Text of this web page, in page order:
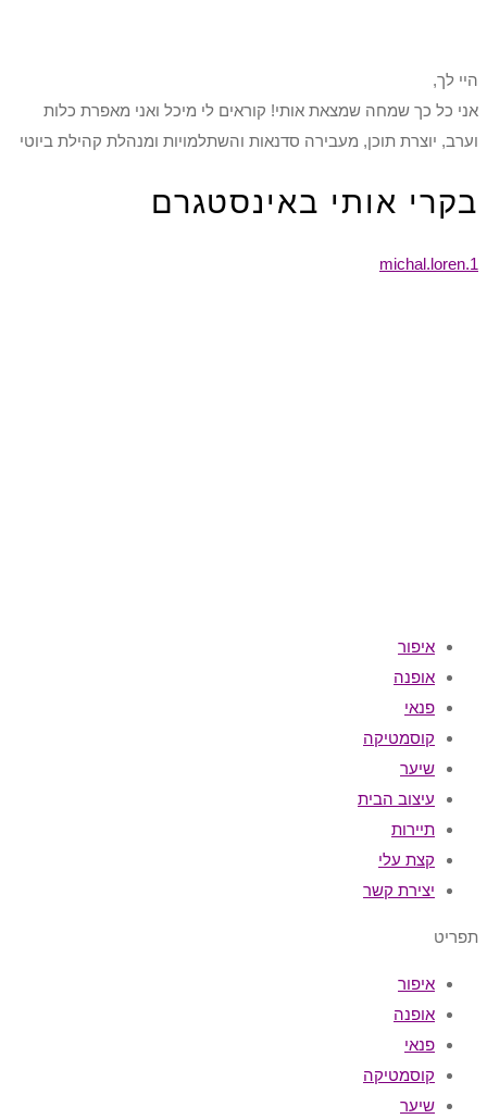
היי לך,
אני כל כך שמחה שמצאת אותי! קוראים לי מיכל ואני מאפרת כלות
וערב, יוצרת תוכן, מעבירה סדנאות והשתלמויות ומנהלת קהילת ביוטי
בקרי אותי באינסטגרם
michal.loren.1
איפור
אופנה
פנאי
קוסמטיקה
שיער
עיצוב הבית
תיירות
קצת עלי
יצירת קשר
תפריט
איפור
אופנה
פנאי
קוסמטיקה
שיער